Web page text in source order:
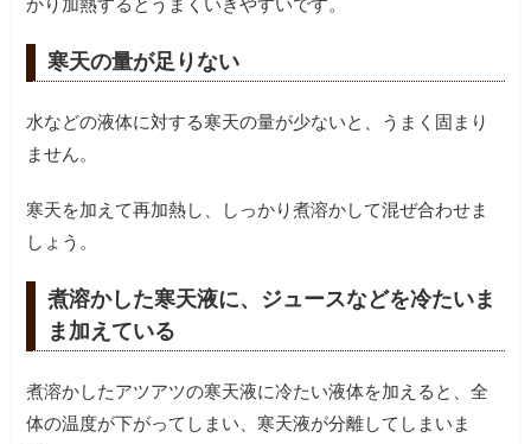
寒天の量が足りない
水などの液体に対する寒天の量が少ないと、うまく固まり
ません。
寒天を加えて再加熱し、しっかり煮溶かして混ぜ合わせま
しょう。
煮溶かした寒天液に、ジュースなどを冷たいま
ま加えている
煮溶かしたアツアツの寒天液に冷たい液体を加えると、全
体の温度が下がってしまい、寒天液が分離してしまいま